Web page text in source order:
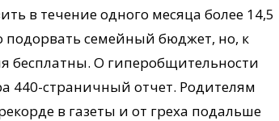
в течение одного месяца более 14,5
подорвать семейный бюджет, но, к
бесплатны. О гиперобщительности
440-страничный отчет. Родителям
в газеты и от греха подальше